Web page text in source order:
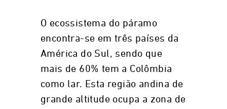
O ecossistema do páramo
encontra-se em três países da
América do Sul, sendo que
mais de 60% tem a Colômbia
como lar. Esta região andina de
grande altitude ocupa a zona de